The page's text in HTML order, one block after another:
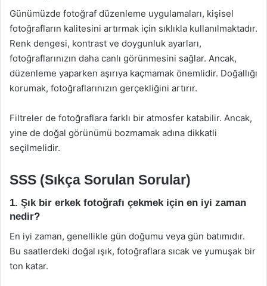
Günümüzde fotoğraf düzenleme uygulamaları, kişisel
fotoğrafların kalitesini artırmak için sıklıkla kullanılmaktadır.
Renk dengesi, kontrast ve doygunluk ayarları,
fotoğraflarınızın daha canlı görünmesini sağlar. Ancak,
düzenleme yaparken aşırıya kaçmamak önemlidir. Doğallığı
korumak, fotoğraflarınızın gerçekliğini artırır.
Filtreler de fotoğraflara farklı bir atmosfer katabilir. Ancak,
yine de doğal görünümü bozmamak adına dikkatli
seçilmelidir.
SSS (Sıkça Sorulan Sorular)
1. Şık bir erkek fotoğrafı çekmek için en iyi zaman
nedir?
En iyi zaman, genellikle gün doğumu veya gün batımıdır.
Bu saatlerdeki doğal ışık, fotoğraflara sıcak ve yumuşak bir
ton katar.